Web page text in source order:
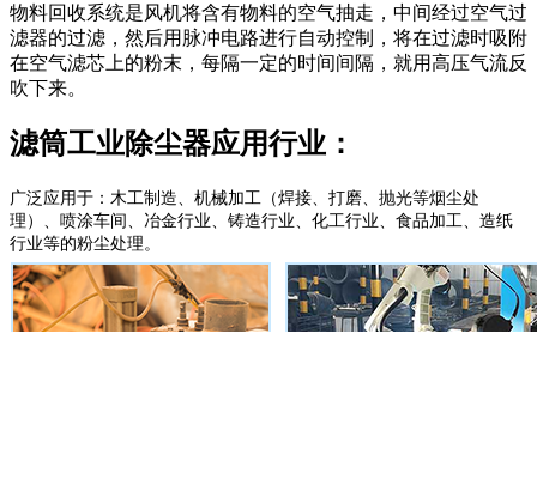
物料回收系统是风机将含有物料的空气抽走，中间经过空气过
滤器的过滤，然后用脉冲电路进行自动控制，将在过滤时吸附
在空气滤芯上的粉末，每隔一定的时间间隔，就用高压气流反
吹下来。
滤筒工业除尘器应用行业：
广泛应用于：木工制造、机械加工（焊接、打磨、抛光等烟尘处
理）、喷涂车间、冶金行业、铸造行业、化工行业、食品加工、造纸
行业等的粉尘处理。